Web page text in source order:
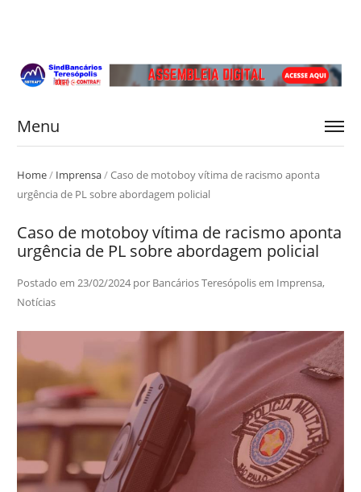
Menu
Home/ Imprensa/Caso de motoboy vítima de racismo aponta
urgência de PL sobre abordagem policial
Caso de motoboy vítima de racismo aponta
urgência de PL sobre abordagem policial
Postado em 23/02/2024por Bancários Teresópolisem Imprensa,
Notícias